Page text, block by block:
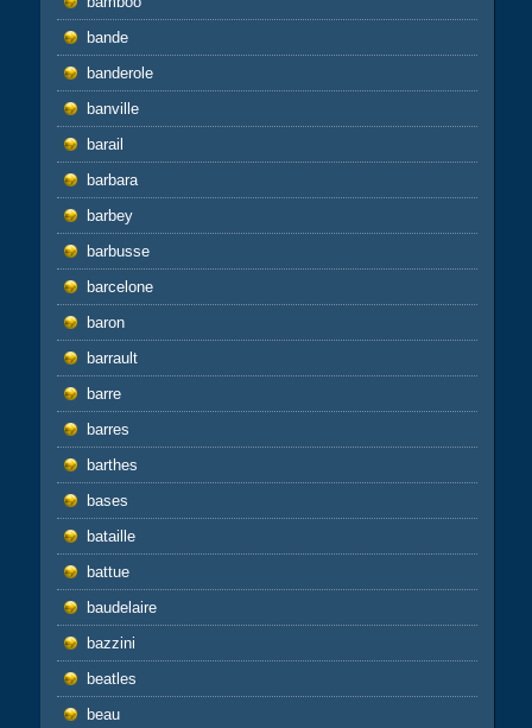
bande
banderole
banville
barail
barbara
barbey
barbusse
barcelone
baron
barrault
barre
barres
barthes
bases
bataille
battue
baudelaire
bazzini
beatles
beau